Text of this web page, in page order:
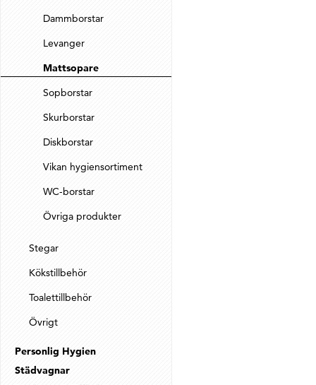
Dammborstar
Levanger
Mattsopare
Sopborstar
Skurborstar
Diskborstar
Vikan hygiensortiment
WC-borstar
Övriga produkter
Stegar
Kökstillbehör
Toalettillbehör
Övrigt
Personlig Hygien
Städvagnar